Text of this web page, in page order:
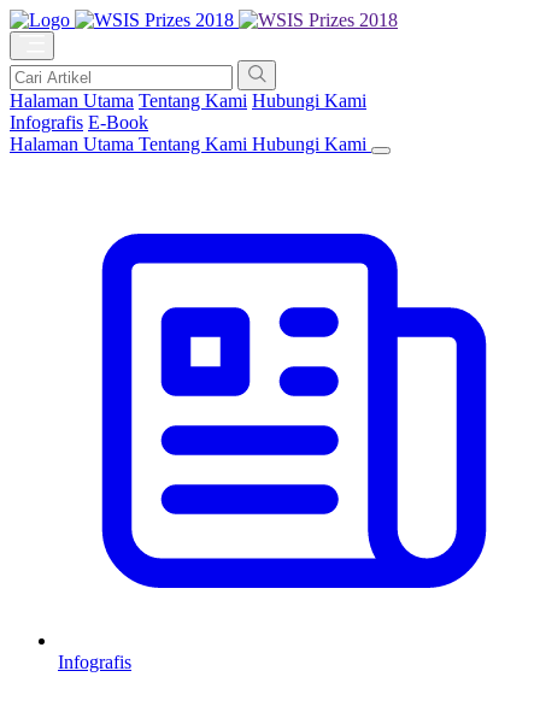
Halaman Utama Tentang Kami Hubungi Kami
Infografis E-Book
Halaman Utama Tentang Kami Hubungi Kami
Infografis